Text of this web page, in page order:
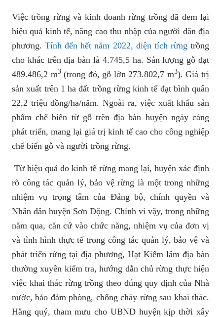
Việc trồng rừng và kinh doanh rừng trồng đã đem lại
hiệu quả kinh tế, nâng cao thu nhập của người dân địa
phương.Tính đến hết năm 2022, diện tích rừng trồng
cho khác trên địa bàn là 4.745,5 ha. Sản lượng gỗ đạt
489.486,2 m3(trong đó, gỗ lớn 273.802,7 m3). Giá trị
sản xuất trên 1 ha đất trồng rừng kinh tế đạt bình quân
22,2 triệu đồng/ha/năm. Ngoài ra, việc xuất khẩu sản
phẩm chế biến từ gỗ trên địa bàn huyện ngày càng
phát triển, mang lại giá trị kinh tế cao cho công nghiệp
chế biến gỗ và người trồng rừng.
Từ hiệu quả do kinh tế rừng mang lại, huyện xác định
rõ công tác quản lý, bảo vệ rừng là một trong những
nhiệm vụ trọng tâm của Đảng bộ, chính quyền và
Nhân dân huyện Sơn Động. Chính vì vậy, trong những
năm qua, căn cứ vào chức năng, nhiệm vụ của đơn vị
và tình hình thực tế trong công tác quản lý, bảo vệ và
phát triển rừng tại địa phương, Hạt Kiểm lâm địa bàn
thường xuyên kiểm tra, hướng dẫn chủ rừng thực hiện
việc khai thác rừng trồng theo đúng quy định của Nhà
nước, bảo đảm phòng, chống cháy rừng sau khai thác.
Hằng quý, tham mưu cho UBND huyện kịp thời xây